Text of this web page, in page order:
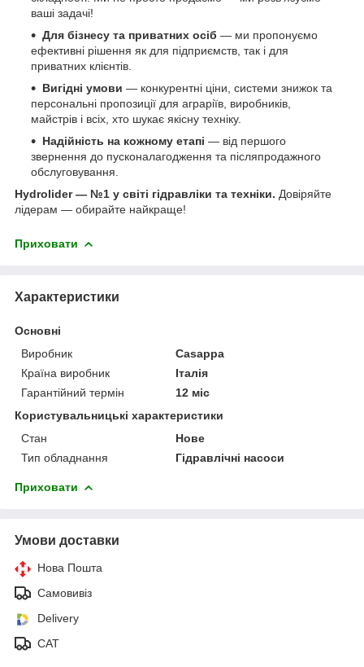
ваші задачі!
Для бізнесу та приватних осіб — ми пропонуємо
ефективні рішення як для підприємств, так і для
приватних клієнтів.
Вигідні умови — конкурентні ціни, системи знижок та
персональні пропозиції для аграріїв, виробників,
майстрів і всіх, хто шукає якісну техніку.
Надійність на кожному етапі — від першого
звернення до пусконалагодження та післяпродажного
обслуговування.
Hydrolider — №1 у світі гідравліки та техніки. Довіряйте
лідерам — обирайте найкраще!
Приховати
Характеристики
Основні
Виробник
Casappa
Країна виробник
Італія
Гарантійний термін
12 міс
Користувальницькі характеристики
Стан
Нове
Тип обладнання
Гідравлічні насоси
Приховати
Умови доставки
Нова Пошта
Самовивіз
Delivery
САТ